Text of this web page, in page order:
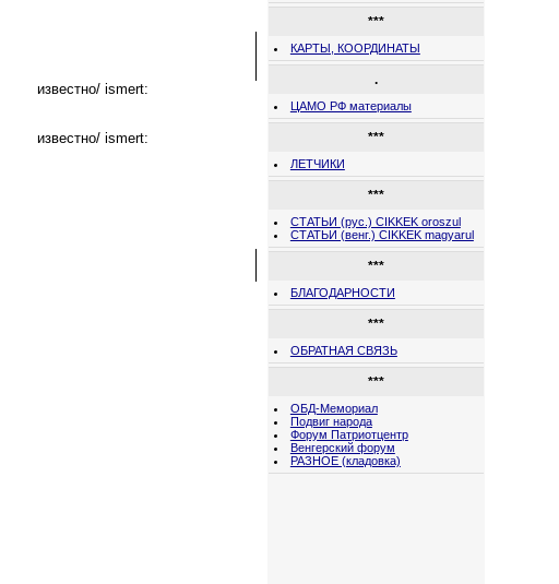
известно/ ismert:
известно/ ismert:
***
КАРТЫ, КООРДИНАТЫ
.
ЦАМО РФ материалы
***
ЛЕТЧИКИ
***
СТАТЬИ (рус.) CIKKEK oroszul
СТАТЬИ (венг.) CIKKEK magyarul
***
БЛАГОДАРНОСТИ
***
ОБРАТНАЯ СВЯЗЬ
***
ОБД-Мемориал
Подвиг народа
Форум Патриотцентр
Венгерский форум
РАЗНОЕ (кладовка)